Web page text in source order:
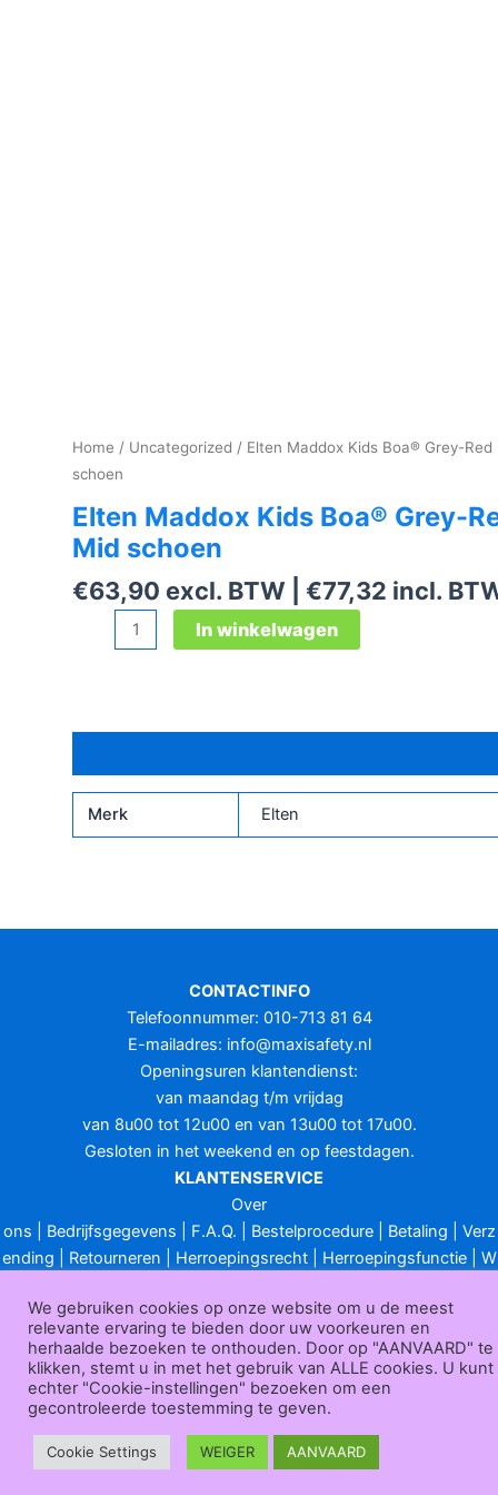
Home / Uncategorized / Elten Maddox Kids Boa® Grey-Red
schoen
Elten Maddox Kids Boa® Grey-
Mid schoen
€63,90 excl. BTW | €77,32 incl.
Maddox
Grey-
Mid
schoen
aantal
In winkelwagen
Merk Elten
CONTACTINFO
Telefoonnummer: 010-713 81 64
E-mailadres: info@maxisafety.nl
Openingsuren klantendienst:
van maandag t/m vrijdag
van 8u00 tot 12u00 en van 13u00 tot 17u00.
Gesloten in het weekend en op feestdagen.
KLANTENSERVICE
Over
ons
Bedrijfsgegevens F.A.Q. Bestelprocedure| Betaling
Verz
ending
Retourneren Herroepingsrecht| Herroepingsfunctie| W
Algemene voorwaarden|Privacy policy|Sitemap| Disclaimer
Maxisafety.nl © 2026
We gebruiken cookies op onze website om u de meest
relevante ervaring te bieden door uw voorkeuren en
herhaalde bezoeken te onthouden. Door op "AANVAARD" te
klikken, stemt u in met het gebruik van ALLE cookies. U kunt
echter "Cookie-instellingen" bezoeken om een
gecontroleerde toestemming te geven.
Cookie Settings WEIGER AANVAARD